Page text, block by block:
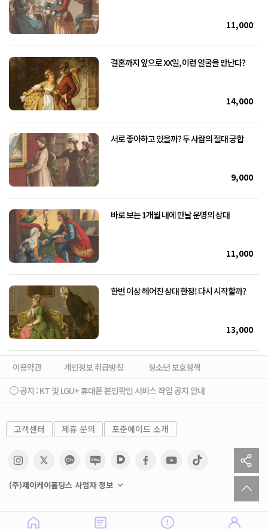
11,000
결혼까지 앞으로 XX일, 이런 얼굴을 만난다?
14,000
서로 좋아하고 있을까? 두 사람의 절대 궁합
9,000
바로 보는 1개월 내에 만날 운명의 상대
11,000
한번 이상 헤어진 상대 한정! 다시 시작할까?
13,000
이용약관 개인정보 취급방침
청소년 보호정책
공지 : KT 및 LGU+ 휴대폰 본인확인 서비스 작업 공지 안내
고객센터 제휴 문의 포춘에이드 소개
(주)제이케이홀딩스 사업자 정보